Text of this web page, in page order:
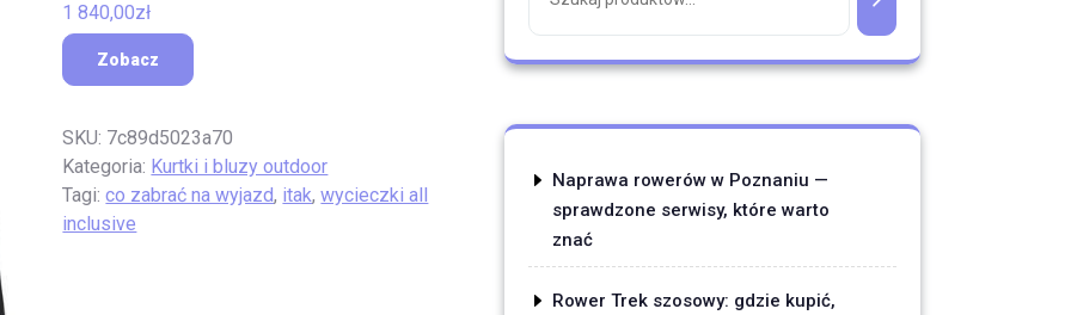
1 840,00zł
Zobacz
SKU: 7c89d5023a70
Kategoria: Kurtki i bluzy outdoor
Tagi:co zabrać na wyjazd, itak,wycieczki all
inclusive
Naprawa rowerów w Poznaniu —
sprawdzone serwisy, które warto
znać
Rower Trek szosowy: gdzie kupić,